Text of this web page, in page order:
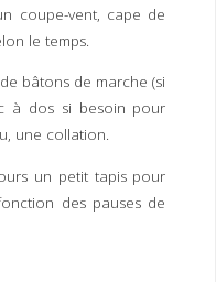
coupe-vent, cape de
le temps.
bâtons de marche (si
à dos si besoin pour
une collation.
un petit tapis pour
des pauses de